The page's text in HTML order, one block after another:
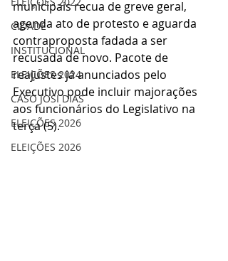
CIDADE
INSTITUCIONAL
ELEIÇÕES 2024
CASO JOSI DIAS
ELEIÇÕES 2026
ELEIÇÕES 2026
municipais recua de greve geral,
agenda ato de protesto e aguarda
contraproposta fadada a ser
recusada de novo. Pacote de
reajustes já anunciados pelo
Executivo pode incluir majorações
aos funcionários do Legislativo na
terça (5).